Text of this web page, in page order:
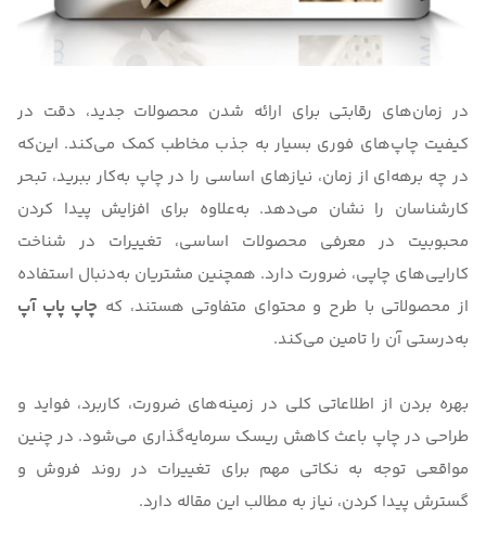
در زمان‌های رقابتی برای ارائه شدن محصولات جدید، دقت در
کیفیت چاپ‌های فوری بسیار به جذب مخاطب کمک می‌کند. این‌که
در چه برهه‌ای از زمان، نیازهای اساسی را در چاپ به‌کار ببرید، تبحر
کارشناسان را نشان می‌دهد. به‌علاوه برای افزایش پیدا کردن
محبوبیت در معرفی محصولات اساسی، تغییرات در شناخت
کارایی‌های چاپی، ضرورت دارد. همچنین مشتریان به‌دنبال استفاده
از محصولاتی با طرح و محتوای متفاوتی هستند، که چاپ پاپ آپ
به‌درستی آن را تامین می‌کند.
بهره بردن از اطلاعاتی کلی در زمینه‌های ضرورت، کاربرد، فواید و
طراحی در چاپ باعث کاهش ریسک سرمایه‌گذاری می‌شود. در چنین
مواقعی توجه به نکاتی مهم برای تغییرات در روند فروش و
گسترش پیدا کردن، نیاز به مطالب این مقاله دارد.